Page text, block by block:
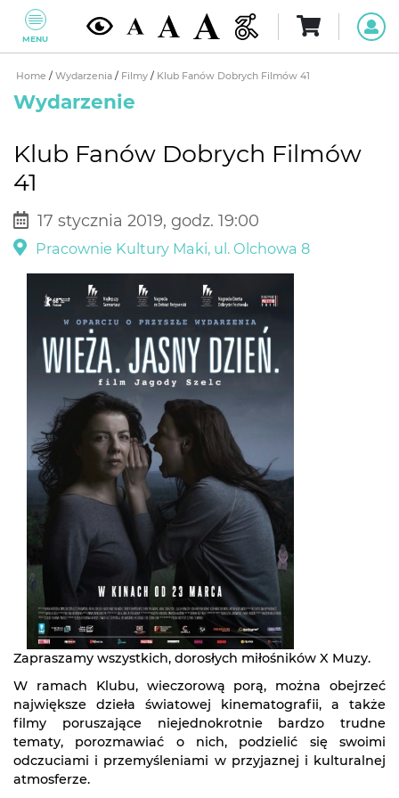
MENU
Home / Wydarzenia / Filmy / Klub Fanów Dobrych Filmów 41
Wydarzenie
Klub Fanów Dobrych Filmów
41
17 stycznia 2019, godz. 19:00
Pracownie Kultury Maki, ul. Olchowa 8
Zapraszamy wszystkich, dorosłych miłośników X Muzy.
W ramach Klubu, wieczorową porą, można obejrzeć
największe dzieła światowej kinematografii, a także
filmy poruszające niejednokrotnie bardzo trudne
tematy, porozmawiać o nich, podzielić się swoimi
odczuciami i przemyśleniami w przyjaznej i kulturalnej
atmosferze.